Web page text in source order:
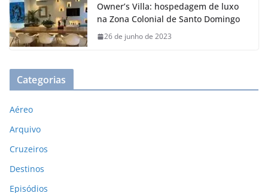
Owner’s Villa: hospedagem de luxo
na Zona Colonial de Santo Domingo
26 de junho de 2023
Categorias
Aéreo
Arquivo
Cruzeiros
Destinos
Episódios